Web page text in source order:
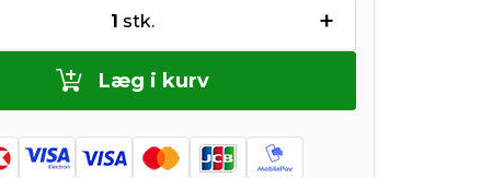
1 stk. +
Læg i kurv